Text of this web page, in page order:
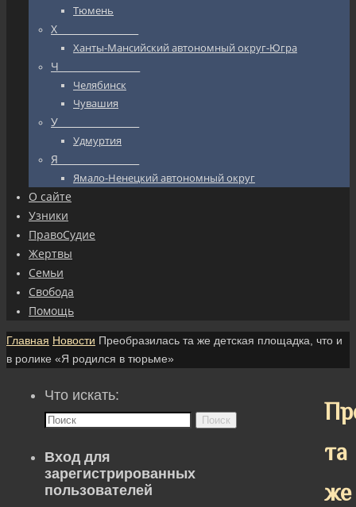
Тюмень
Х_________________
Ханты-Мансийский автономный округ-Югра
Ч_________________
Челябинск
Чувашия
У_________________
Удмуртия
Я_________________
Ямало-Ненецкий автономный округ
О сайте
Узники
ПравоСудие
Жертвы
Семьи
Свобода
Помощь
Главная Новости Преобразилась та же детская площадка, что и
в ролике «Я родился в тюрьме»
та
же
Что искать:
Поиск
Вход для
зарегистрированных
пользователей